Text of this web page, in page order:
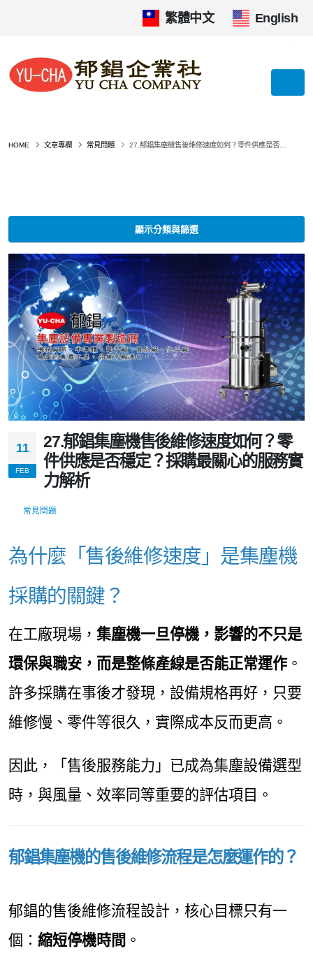
繁體中文 English
HOME 文章專欄 常見問題 27.郁錩集塵機售後維修速度如何？零件供應是否穩定？採購最關心的服務實力解析
顯示分類與篩選
11
FEB
27.郁錩集塵機售後維修速度如何？零
件供應是否穩定？採購最關心的服務實
力解析
常見問題
為什麼「售後維修速度」是集塵機
採購的關鍵？
在工廠現場， 集塵機一旦停機，影響的不只是
環保與職安，而是整條產線是否能正常運作。
許多採購在事後才發現，設備規格再好，只要
維修慢、零件等很久，實際成本反而更高。
因此，「售後服務能力」已成為集塵設備選型
時，與風量、效率同等重要的評估項目。
郁錩集塵機的售後維修流程是怎麼運作的？
郁錩的售後維修流程設計，核心目標只有一
個： 縮短停機時間 。